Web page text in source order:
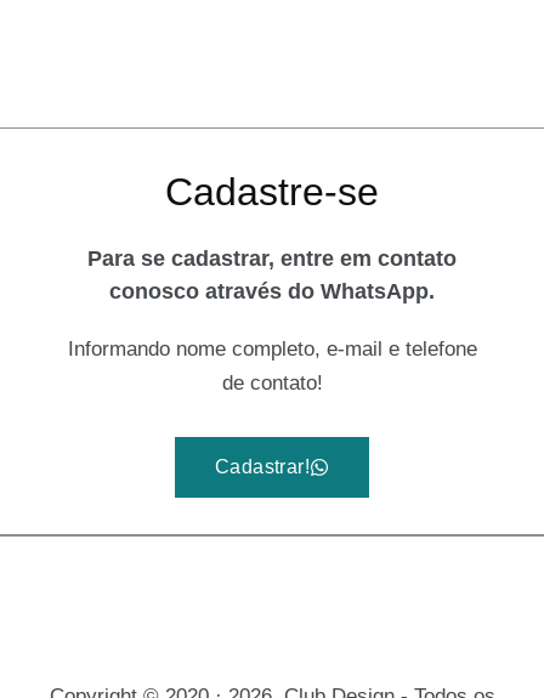
Cadastre-se
Para se cadastrar, entre em contato
conosco através do WhatsApp.
Informando nome completo, e-mail e telefone
de contato!
Cadastrar!